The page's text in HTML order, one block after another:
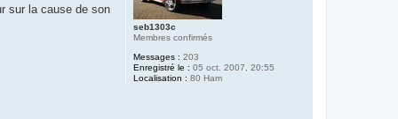
seb1303c
Membres confirmés
Messages : 203
Enregistré le : 05 oct. 2007, 20:55
Localisation : 80 Ham
sur la cause de son